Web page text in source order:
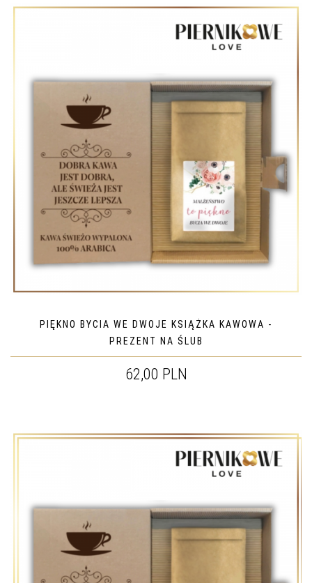
PIĘKNO BYCIA WE DWOJE KSIĄŻKA KAWOWA -
PREZENT NA ŚLUB
62,00 PLN